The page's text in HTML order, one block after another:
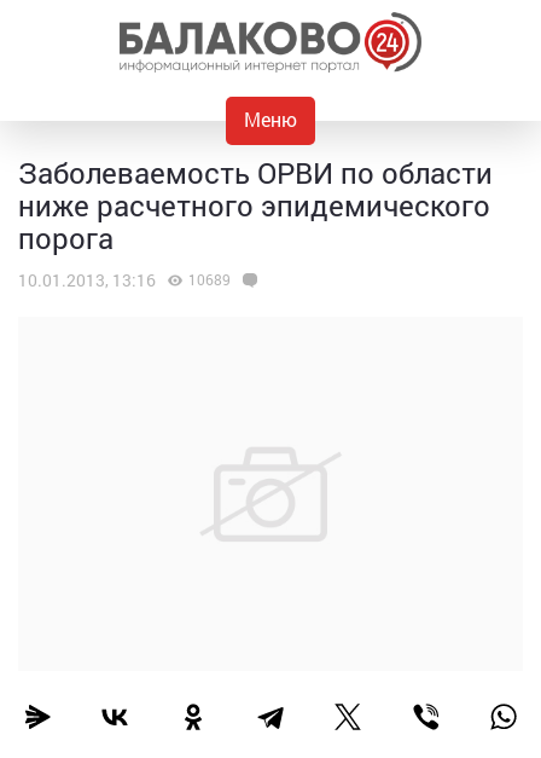
Меню
Заболеваемость ОРВИ по области
ниже расчетного эпидемического
порога
10.01.2013, 13:16 10689